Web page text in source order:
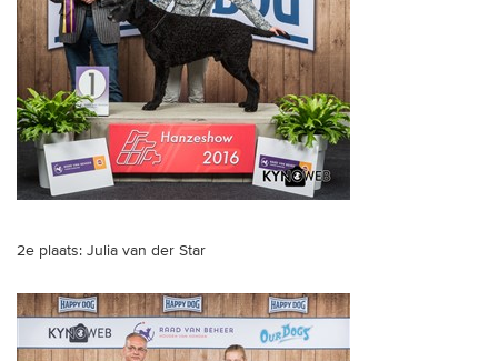
2e plaats: Julia van der Star